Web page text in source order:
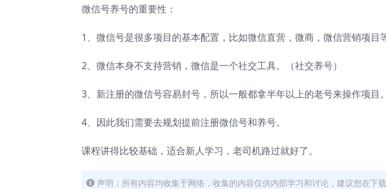
微信号养号的重要性：
1、微信号是很多项目的基本配置，比如微信直营，微商，微信营销项目等
2、微信本身不支持营销，微信是一个社交工具。（社交养号）
3、新注册的微信号容易封号，所以一般都拿半年以上的老号来操作项目。
4、因此我们需要去规划提前注册微信号和养号。
课程讲得比较基础，适合新人学习，老司机路过就好了。
声明：所有内容均收集于网络，收集的内容仅供内部学习和讨论，建议您在下